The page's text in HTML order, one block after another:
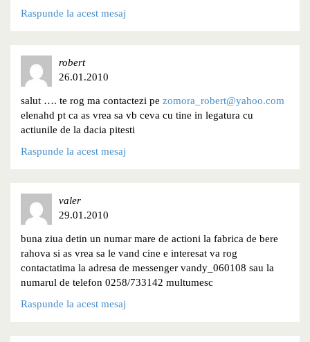
Raspunde la acest mesaj
robert
26.01.2010
salut …. te rog ma contactezi pe zomora_robert@yahoo.com
elenahd pt ca as vrea sa vb ceva cu tine in legatura cu
actiunile de la dacia pitesti
Raspunde la acest mesaj
valer
29.01.2010
buna ziua detin un numar mare de actioni la fabrica de bere
rahova si as vrea sa le vand cine e interesat va rog
contactatima la adresa de messenger vandy_060108 sau la
numarul de telefon 0258/733142 multumesc
Raspunde la acest mesaj